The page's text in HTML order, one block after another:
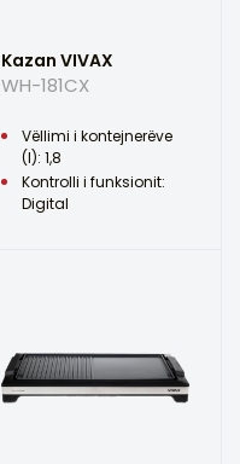
Kazan VIVAX
WH-181CX
Vëllimi i kontejnerëve
(l): 1,8
Kontrolli i funksionit:
Digital